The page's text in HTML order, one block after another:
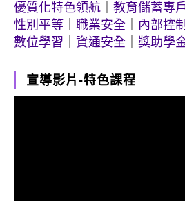
優質化特色領航
教育儲蓄專戶
性別平等
職業安全
內部控
數位學習
資通安全 獎助學
宣導影片-特色課程